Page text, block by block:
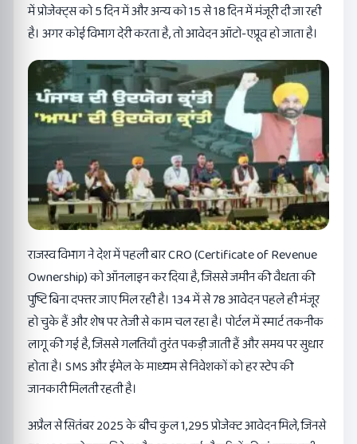
में प्रोजेक्ट्स को 5 दिन में और अन्य को 15 से 18 दिन में मंजूरी दी जा रही
है। अगर कोई विभाग देरी करता है, तो आवेदन ऑटो-एप्रूव हो जाता है।
राजस्व विभाग ने देश में पहली बार CRO (Certificate of Revenue
Ownership) को ऑनलाइन कर दिया है, जिससे जमीन की वैधता की
पुष्टि बिना दफ्तर जाए मिल रही है। 134 में से 78 आवेदन पहले ही मंजूर
हो चुके हैं और शेष पर तेजी से काम चल रहा है। पोर्टल में स्मार्ट तकनीक
लागू की गई है, जिससे गलतियाँ तुरंत पकड़ी जाती हैं और समय पर सुधार
होता है। SMS और ईमेल के माध्यम से निवेशकों को हर स्टेप की
जानकारी मिलती रहती है।
अप्रैल से सितंबर 2025 के बीच कुल 1,295 प्रोजेक्ट आवेदन मिले, जिनसे